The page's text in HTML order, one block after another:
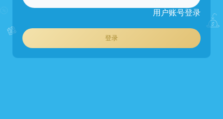
用户账号登录
登录